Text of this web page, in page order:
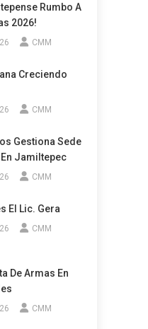
Rumbo A
2026!
CMM
Creciendo
CMM
Gestiona Sede
En Jamiltepec
CMM
El Lic. Gera
CMM
De Armas En
CMM